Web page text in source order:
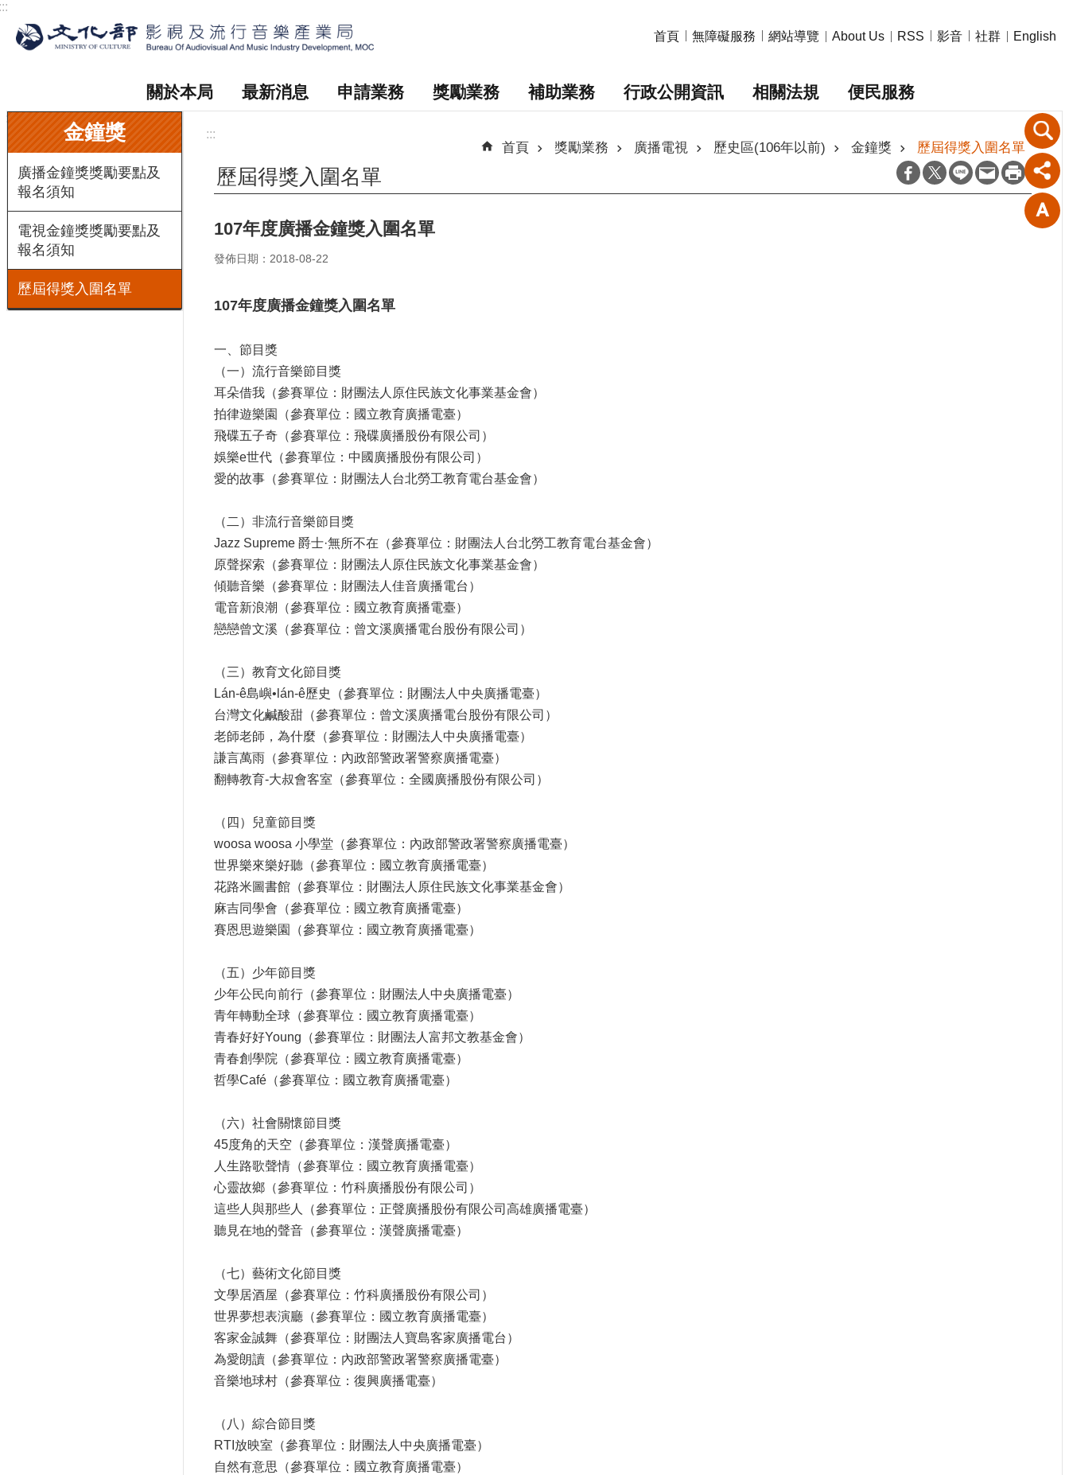
首頁 無障礙服務 網站導覽 About Us RSS 影音 社群 English
關於本局 最新消息 申請業務 獎勵業務 補助業務 行政公開資訊 相關法規 便民服務
:::
金鐘獎
廣播金鐘獎獎勵要點及
報名須知
電視金鐘獎獎勵要點及
報名須知
歷屆得獎入圍名單
:::
首頁 獎勵業務 廣播電視 歷史區(106年以前) 金鐘獎 歷屆得獎入圍名單
歷屆得獎入圍名單
107年度廣播金鐘獎入圍名單
發佈日期：2018-08-22
107年度廣播金鐘獎入圍名單
一、節目獎
（一）流行音樂節目獎
耳朵借我（參賽單位：財團法人原住民族文化事業基金會）
拍律遊樂園（參賽單位：國立教育廣播電臺）
飛碟五子奇（參賽單位：飛碟廣播股份有限公司）
娛樂e世代（參賽單位：中國廣播股份有限公司）
愛的故事（參賽單位：財團法人台北勞工教育電台基金會）
（二）非流行音樂節目獎
Jazz Supreme 爵士·無所不在（參賽單位：財團法人台北勞工教育電台基金會）
原聲探索（參賽單位：財團法人原住民族文化事業基金會）
傾聽音樂（參賽單位：財團法人佳音廣播電台）
電音新浪潮（參賽單位：國立教育廣播電臺）
戀戀曾文溪（參賽單位：曾文溪廣播電台股份有限公司）
（三）教育文化節目獎
Lán-ê島嶼•lán-ê歷史（參賽單位：財團法人中央廣播電臺）
台灣文化鹹酸甜（參賽單位：曾文溪廣播電台股份有限公司）
老師老師，為什麼（參賽單位：財團法人中央廣播電臺）
謙言萬雨（參賽單位：內政部警政署警察廣播電臺）
翻轉教育-大叔會客室（參賽單位：全國廣播股份有限公司）
（四）兒童節目獎
woosa woosa 小學堂（參賽單位：內政部警政署警察廣播電臺）
世界樂來樂好聽（參賽單位：國立教育廣播電臺）
花路米圖書館（參賽單位：財團法人原住民族文化事業基金會）
麻吉同學會（參賽單位：國立教育廣播電臺）
賽恩思遊樂園（參賽單位：國立教育廣播電臺）
（五）少年節目獎
少年公民向前行（參賽單位：財團法人中央廣播電臺）
青年轉動全球（參賽單位：國立教育廣播電臺）
青春好好Young（參賽單位：財團法人富邦文教基金會）
青春創學院（參賽單位：國立教育廣播電臺）
哲學Café（參賽單位：國立教育廣播電臺）
（六）社會關懷節目獎
45度角的天空（參賽單位：漢聲廣播電臺）
人生路歌聲情（參賽單位：國立教育廣播電臺）
心靈故鄉（參賽單位：竹科廣播股份有限公司）
這些人與那些人（參賽單位：正聲廣播股份有限公司高雄廣播電臺）
聽見在地的聲音（參賽單位：漢聲廣播電臺）
（七）藝術文化節目獎
文學居酒屋（參賽單位：竹科廣播股份有限公司）
世界夢想表演廳（參賽單位：國立教育廣播電臺）
客家金誠舞（參賽單位：財團法人寶島客家廣播電台）
為愛朗讀（參賽單位：內政部警政署警察廣播電臺）
音樂地球村（參賽單位：復興廣播電臺）
（八）綜合節目獎
RTI放映室（參賽單位：財團法人中央廣播電臺）
自然有意思（參賽單位：國立教育廣播電臺）